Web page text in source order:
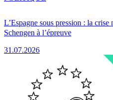
L’Espagne sous pression : la
Schengen à l’épreuve
31.07.2026